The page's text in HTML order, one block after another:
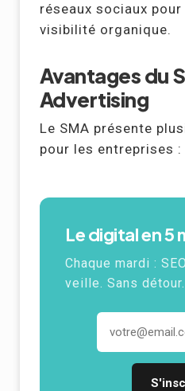
réseaux sociaux
visibilité organique.
Avantages du
Advertising
Le SMA présente
pour les entreprises :
Le digital en 5
Chaque mardi : SEO
veille. Sans détour.